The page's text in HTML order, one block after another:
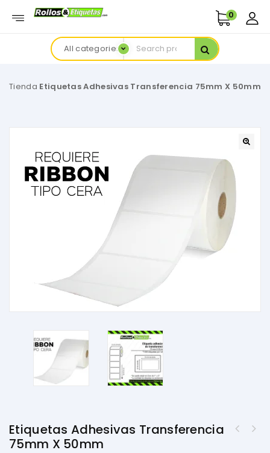
0
All categories
Tienda Etiquetas Adhesivas Transferencia 75mm X 50mm
Etiquetas Adhesivas Transferencia
75mm X 50mm